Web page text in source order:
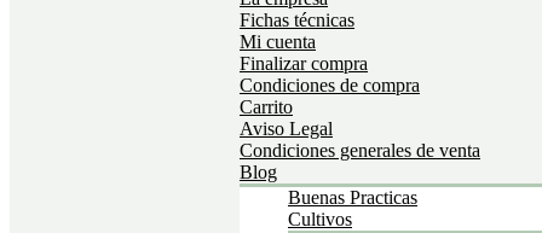
Fichas técnicas
Mi cuenta
Finalizar compra
Condiciones de compra
Carrito
Aviso Legal
Condiciones generales de venta
Blog
Buenas Practicas
Cultivos